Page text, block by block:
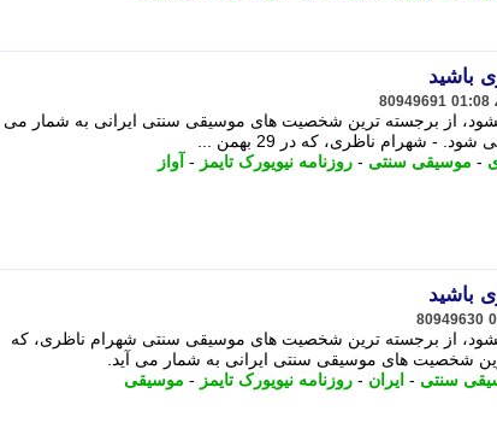
باشید
80949691
بهمن 1328 چشم به جهان گشود، از برجسته ترین شخصیت های موسیقی سنتی ایرانی به شمار می
- شهرام ناظری، که در 29 بهمن ...
- موسیقی سنتی - روزنامه نیویورک تایمز - آواز
باشید
80949630
بهمن 1328 چشم به جهان گشود، از برجسته ترین شخصیت های موسیقی سنتی شهرام ناظری، که
سنتی - ایران - روزنامه نیویورک تایمز - موسیقی